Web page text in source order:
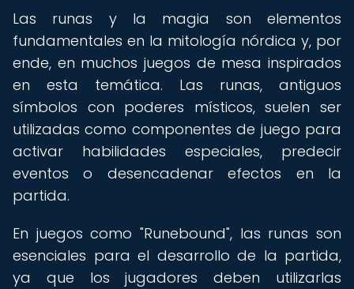
Las runas y la magia son elementos
fundamentales en la mitología nórdica y, por
ende, en muchos juegos de mesa inspirados
en esta temática. Las runas, antiguos
símbolos con poderes místicos, suelen ser
utilizadas como componentes de juego para
activar habilidades especiales, predecir
eventos o desencadenar efectos en la
partida.
En juegos como "Runebound", las runas son
esenciales para el desarrollo de la partida,
ya que los jugadores deben utilizarlas